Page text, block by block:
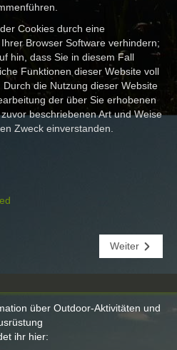
Cookies durch eine
Browser Software verhindern;
hin, dass Sie in diesem Fall
Funktionen dieser Website voll
die Nutzung dieser Website
der über Sie erhobenen
beschriebenen Art und Weise
Zweck einverstanden.
Weiter
über Outdoor-Aktivitäten und
ihr hier: